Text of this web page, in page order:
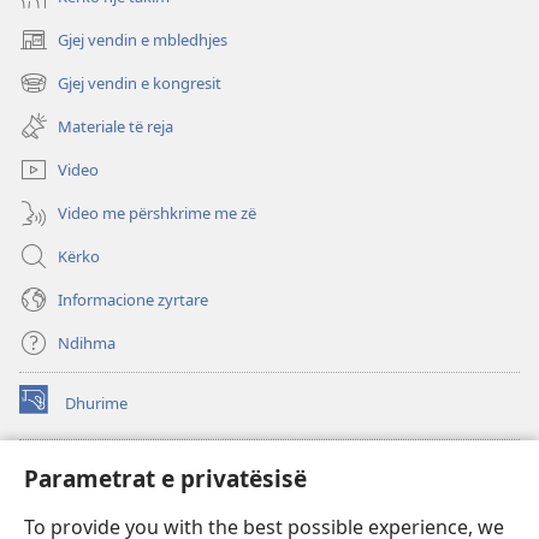
Parametrat e privatësisë
To provide you with the best possible experience, we
Gjej vendin e mbledhjes
(hap
dritare
të
re)
Gjej vendin e kongresit
(hap
dritare
të
re)
Materiale të reja
Video
Video me përshkrime me zë
Kërko
Informacione zyrtare
Ndihma
Dhurime
(hap
dritare
re)
BIBLIOTEKA ONLINE Watchtower
(hap
të
JW Hub